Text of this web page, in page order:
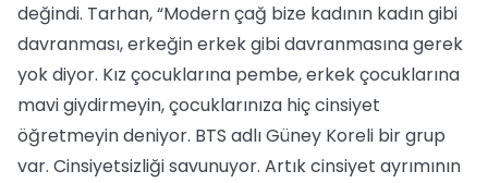
değindi. Tarhan, “Modern çağ bize kadının kadın gibi
davranması, erkeğin erkek gibi davranmasına gerek
yok diyor. Kız çocuklarına pembe, erkek çocuklarına
mavi giydirmeyin, çocuklarınıza hiç cinsiyet
öğretmeyin deniyor. BTS adlı Güney Koreli bir grup
var. Cinsiyetsizliği savunuyor. Artık cinsiyet ayrımının